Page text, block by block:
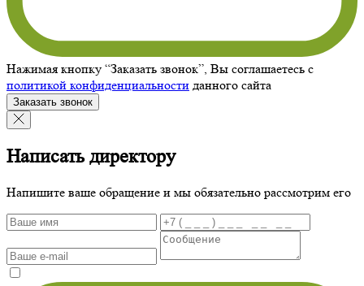
Нажимая кнопку “Заказать звонок”, Вы соглашаетесь с
политикой конфиденциальности данного сайта
Заказать звонок
Написать директору
Напишите ваше обращение и мы обязательно рассмотрим его